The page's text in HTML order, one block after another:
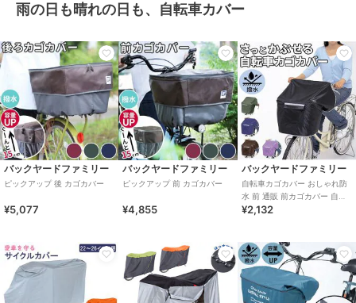
雨の日も晴れの日も、自転車カバー
バックヤードファミリー
ピックアップ 後 カゴカバー
¥5,077
バックヤードファミリー
ピックアップ 前 カゴカバー
¥4,855
バックヤードファミリー
自転車カゴカバー おしゃれ防
水 前 通販 前カゴカバー 自転
車 撥水 はっ水 雨 ホコリ シン
¥2,132